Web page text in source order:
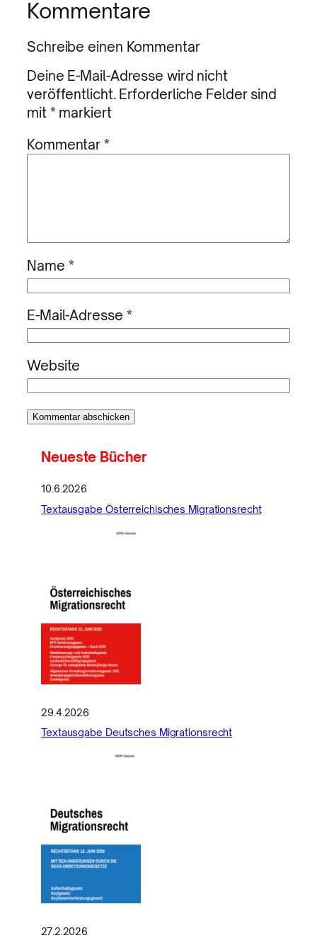
Kommentare
Schreibe einen Kommentar
Deine E-Mail-Adresse wird nicht
veröffentlicht. Erforderliche Felder sind
mit * markiert
Kommentar*
Name *
E-Mail-Adresse *
Website
Neueste Bücher
10.6.2026
Textausgabe Österreichisches Migrationsrecht
29.4.2026
Textausgabe Deutsches Migrationsrecht
27.2.2026